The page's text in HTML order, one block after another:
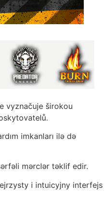
vyznačuje širokou
imkanları ilə də
mərclər təklif edir.
i intuicyjny interfejs